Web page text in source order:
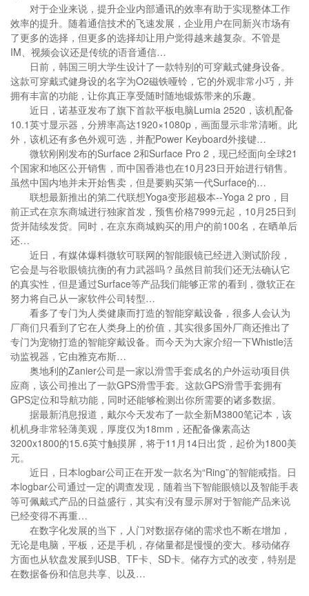
对于企业来说，提升企业内部通讯的效率有助于实现整体工作
效率的提升。随着通信技术的飞速发展，企业用户在同新兴市场有
了更多的选择，但更多的选择却让用户觉得越来越复杂。不管是
IM、视频会议还是传统的语音通信…
日前，韩国三明大学生设计了一款特别的可穿戴式健身设备。
这款可穿戴式健身设的名字为O2磁铁哑铃，它的外观非常小巧，并
拥有丰富的功能，让你真正享受随时随地锻炼带来的乐趣。
近日，诺基亚发布了旗下首款平板电脑Lumia 2520，该机配备
10.1英寸显示器，分辨率高达1920×1080p，画面显示非常清晰。此
外，该机还有多色外观可选，并配Power Keyboard外接键…
微软刚刚发布的Surface 2和Surface Pro 2，现已经面向全球21
个国家和地区公开销售，而中国香港也在10月23日开始进行销售。
虽然中国内地并未开始售卖，但是要购买第一代Surface的…
联想最新推出的第二代联想Yoga变形超极本--Yoga 2 pro，目
前正式在京东商城进行独家首发，预售价格7999元起，10月25日到
货并陆续发货。同时，在京东商城购买的用户的前100名，在晒单后
还…
近日，有媒体爆料微软可联网的智能眼镜已经进入测试阶段，
它会是与谷歌眼镜抗衡的有力武器吗？虽然目前我们还无法确认它
的真实性，但是通过Surface等产品我们能够正常的看到，微软正在
努力将自己从一家软件公司转型…
看多了专门为人类健康而打造的智能穿戴设备，很多人会认为
厂商们只看到了它在人类身上的价值，其实很多国外厂商还推出了
专门为宠物打造的智能穿戴设备。而今天为大家介绍一下Whistle活
动监视器，它由雅克布斯…
奥地利的Zanier公司是一家以滑雪手套成名的户外运动项目供
应商，该公司推出了一款GPS滑雪手套。这款GPS滑雪手套拥有
GPS定位和导航功能，同时还能够检测出你所需要的诸多数据。
据最新消息报道，戴尔今天发布了一款全新M3800笔记本，该
机机身非常轻薄美观，厚度仅为18mm，还配备像素高达
3200x1800的15.6英寸触摸屏，将于11月14日出货，起价为1800美
元。
近日，日本logbar公司正在开发一款名为“Ring”的智能戒指。日
本logbar公司通过一定的调查发现，随着当下智能眼镜以及智能手表
等可佩戴式产品的日益盛行，其实有没有显示屏对于智能产品来说
已经变得不再重…
在数字化发展的当下，人门对数据存储的需求也不断在增加，
无论是电脑，平板，还是手机，存储量都是慢慢的变大。移动储存
方面也从软盘发展到USB、TF卡、SD卡。储存方式的改变，特别是
在数据备份和信息共享、以及…